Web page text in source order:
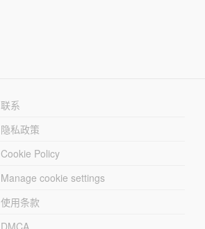
联系
隐私政策
Cookie Policy
Manage cookie settings
使用条款
DMCA